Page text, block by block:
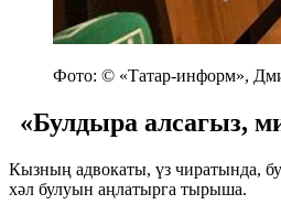
Фото: © «Татар-информ»,
«Булдыра алсагыз,
Кызның адвокаты, үз чиратында,
хәл булуын аңлатырга тырыша.